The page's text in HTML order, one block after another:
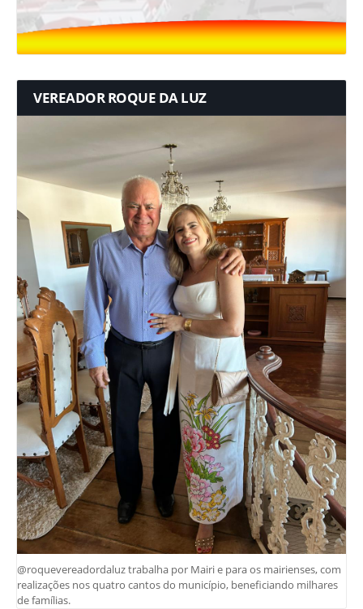
VEREADOR ROQUE DA LUZ
@roquevereadordaluz trabalha por Mairi e para os mairienses, com
realizações nos quatro cantos do município, beneficiando milhares
de famílias.